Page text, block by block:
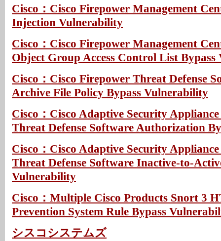
Cisco：Cisco Firepower Management
Injection Vulnerability
Cisco：Cisco Firepower Management
Object Group Access Control List
Cisco：Cisco Firepower Threat Defense
Archive File Policy Bypass Vulnerability
Cisco：Cisco Adaptive Security
Threat Defense Software Authorization
Cisco：Cisco Adaptive Security
Threat Defense Software Inactive-to-
Vulnerability
Cisco：Multiple Cisco Products Snort 3
Prevention System Rule Bypass
シスコシステムズ